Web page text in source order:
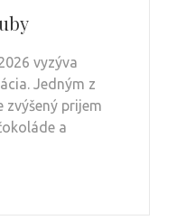
vyzýva
Jedným z
zvýšený prijem
a